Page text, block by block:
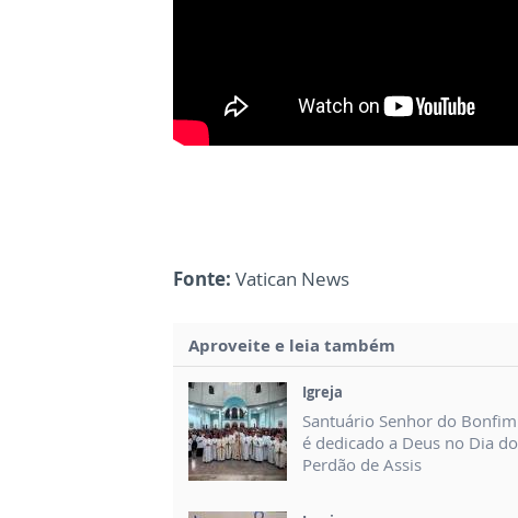
Fonte: Vatican News
Aproveite e leia também
Igreja
Santuário Senhor do Bonfim
é dedicado a Deus no Dia do
Perdão de Assis